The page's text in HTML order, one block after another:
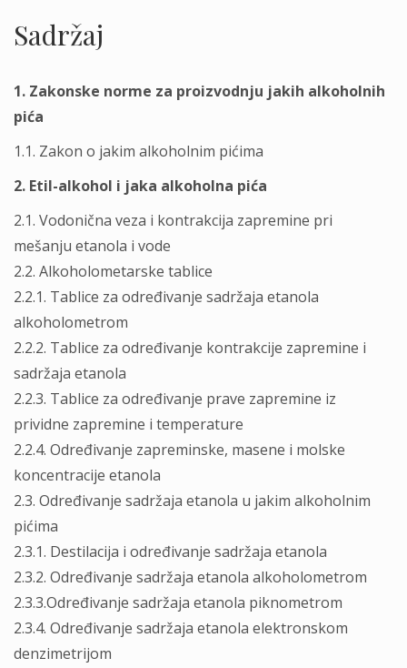
Sadržaj
1. Zakonske norme za proizvodnju jakih alkoholnih
pića
1.1. Zakon o jakim alkoholnim pićima
2. Etil-alkohol i jaka alkoholna pića
2.1. Vodonična veza i kontrakcija zapremine pri
mešanju etanola i vode
2.2. Alkoholometarske tablice
2.2.1. Tablice za određivanje sadržaja etanola
alkoholometrom
2.2.2. Tablice za određivanje kontrakcije zapremine i
sadržaja etanola
2.2.3. Tablice za određivanje prave zapremine iz
prividne zapremine i temperature
2.2.4. Određivanje zapreminske, masene i molske
koncentracije etanola
2.3. Određivanje sadržaja etanola u jakim alkoholnim
pićima
2.3.1. Destilacija i određivanje sadržaja etanola
2.3.2. Određivanje sadržaja etanola alkoholometrom
2.3.3.Određivanje sadržaja etanola piknometrom
2.3.4. Određivanje sadržaja etanola elektronskom
denzimetrijom